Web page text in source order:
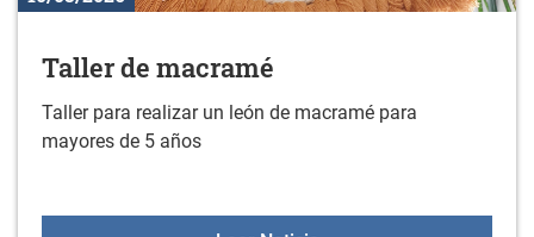
Taller de macramé
Taller para realizar un león de macramé para
mayores de 5 años